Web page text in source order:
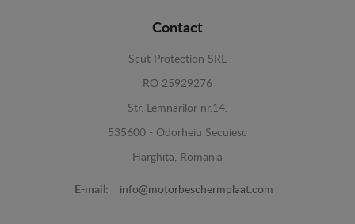
Contact
Scut Protection SRL
RO 25929276
Str. Lemnarilor nr.14.
535600 - Odorheiu Secuiesc
Harghita, Romania
E-mail: info@motorbeschermplaat.com